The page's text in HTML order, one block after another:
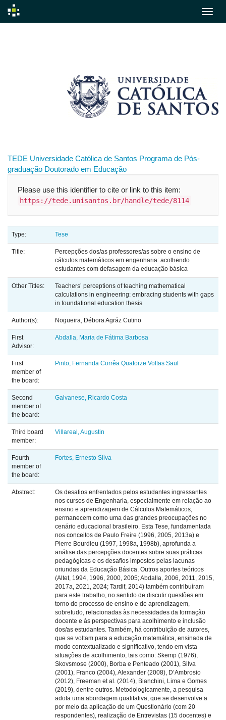
TEDE Universidade Católica de Santos Programa de Pós-
graduação Doutorado em Educação
Please use this identifier to cite or link to this item:
https://tede.unisantos.br/handle/tede/8114
Type: Tese
Title:
Percepções dos/as professores/as sobre o ensino de
cálculos matemáticos em engenharia: acolhendo
estudantes com defasagem da educação básica
Other Titles:
Teachers’ perceptions of teaching mathematical
calculations in engineering: embracing students with gaps
in foundational education thesis
Author(s): Nogueira, Débora Agráz Cutino
First
Advisor:
Abdalla, Maria de Fátima Barbosa
First
member of
the board:
Pinto, Fernanda Corrêa Quatorze Voltas Saul
Second
member of
the board:
Galvanese, Ricardo Costa
Third board
member:
Villareal, Augustin
Fourth
member of
the board:
Fortes, Ernesto Silva
Abstract:
Os desafios enfrentados pelos estudantes ingressantes
nos cursos de Engenharia, especialmente em relação ao
ensino e aprendizagem de Cálculos Matemáticos,
permanecem como uma das grandes preocupações no
cenário educacional brasileiro. Esta Tese, fundamentada
nos conceitos de Paulo Freire (1996, 2005, 2013a) e
Pierre Bourdieu (1997, 1998a, 1998b), aprofunda a
análise das percepções docentes sobre suas práticas
pedagógicas e os desafios impostos pelas lacunas
oriundas da Educação Básica. Outros aportes teóricos
(Altet, 1994, 1996, 2000, 2005; Abdalla, 2006, 2011, 2015,
2017a, 2021, 2024; Tardif, 2014) também contribuíram
para este trabalho, no sentido de discutir questões em
torno do processo de ensino e de aprendizagem,
sobretudo, relacionadas às necessidades da formação
docente e às perspectivas para acolhimento e inclusão
dos/as estudantes. Também, há contribuição de autores,
que se voltam para a educação matemática, ensinada de
modo contextualizado e significativo, tendo em vista
situações de acolhimento, tais como: Skemp (1976),
Skovsmose (2000), Borba e Penteado (2001), Silva
(2001), Franco (2004), Alexander (2008), D’Ambrosio
(2012), Freeman et al. (2014), Bianchini, Lima e Gomes
(2019), dentre outros. Metodologicamente, a pesquisa
adota uma abordagem qualitativa, que se desenvolve a
por meio da aplicação de um Questionário (com 20
respondentes), realização de Entrevistas (15 docentes) e